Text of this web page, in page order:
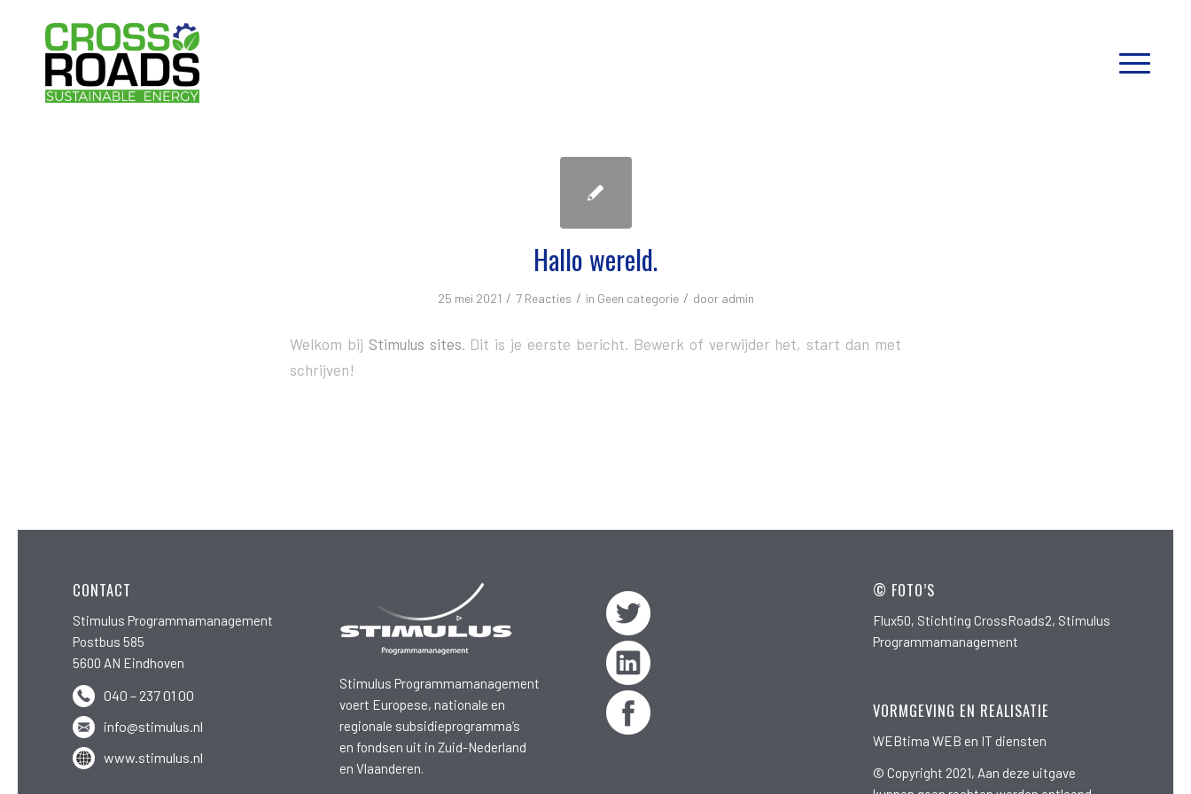
Hallo wereld.
25 mei 2021 / 7 Reacties / in Geen categorie / door admin
Welkom bij Stimulus sites . Dit is je eerste bericht. Bewerk of verwijder het, start dan met
schrijven!
CONTACT
Stimulus Programmamanagement
Postbus 585
5600 AN Eindhoven
040 – 237 01 00
info@stimulus.nl
www.stimulus.nl
Stimulus Programmamanagement
voert Europese, nationale en
regionale subsidieprogramma’s
en fondsen uit in Zuid-Nederland
en Vlaanderen.
© FOTO’S
Flux50, Stichting CrossRoads2, Stimulus
Programmamanagement
VORMGEVING EN REALISATIE
WEBtima WEB en IT diensten
© Copyright 2021, Aan deze uitgave